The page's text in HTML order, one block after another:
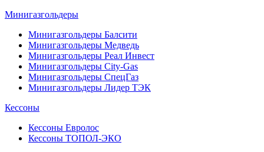
Минигазгольдеры
Минигазгольдеры Балсити
Минигазгольдеры Медведь
Минигазгольдеры Реал Инвест
Минигазгольдеры City-Gas
Минигазгольдеры СпецГаз
Минигазгольдеры Лидер ТЭК
Кессоны
Кессоны Евролос
Кессоны ТОПОЛ-ЭКО